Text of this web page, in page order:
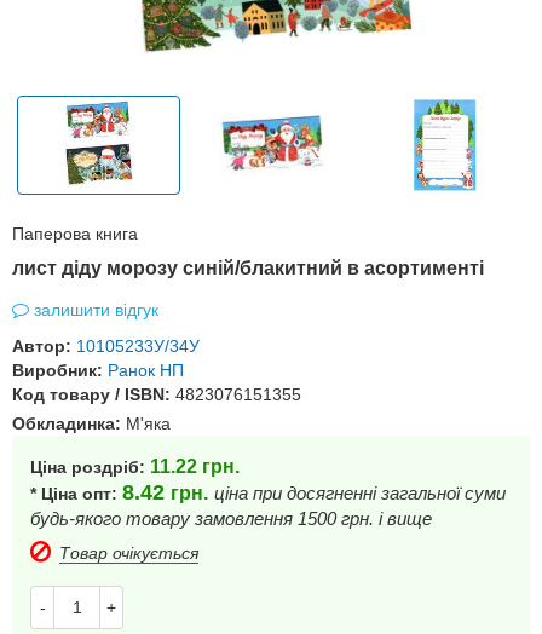
Паперова книга
лист діду морозу синій/блакитний в асортименті
залишити відгук
Автор: 10105233У/34У
Виробник: Ранок НП
Код товару / ISBN: 4823076151355
Обкладинка: М'яка
Ціна роздріб: 11.22 грн.
* Ціна опт: 8.42 грн. ціна при досягненні загальної суми
будь-якого товару замовлення 1500 грн. і вище
Товар очікується
- +